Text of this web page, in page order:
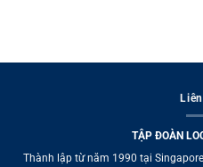
TẬP ĐOÀN
Thành lập từ năm 1990 tại